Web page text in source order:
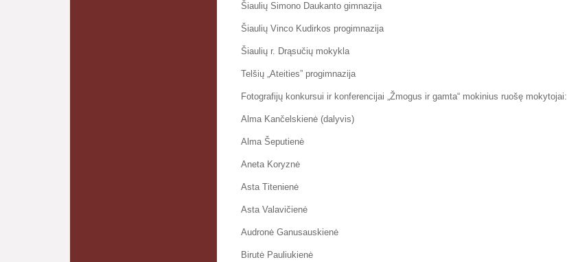
Šiaulių Simono Daukanto gimnazija
Šiaulių Vinco Kudirkos progimnazija
Šiaulių r. Drąsučių mokykla
Telšių „Ateities” progimnazija
Fotografijų konkursui ir konferencijai „Žmogus ir gamta“ mokinius ruošę mokytojai:
Alma Kančelskienė (dalyvis)
Alma Šeputienė
Aneta Koryznė
Asta Titenienė
Asta Valavičienė
Audronė Ganusauskienė
Birutė Pauliukienė